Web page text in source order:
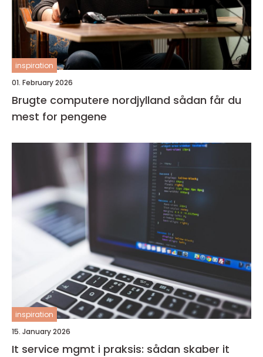
inspiration
01. February 2026
Brugte computere nordjylland sådan får du
mest for pengene
inspiration
15. January 2026
It service mgmt i praksis: sådan skaber it